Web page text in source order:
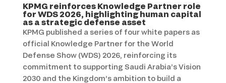
KPMG reinforces Knowledge Partner role
for WDS 2026, highlighting human capital
as a strategic defense asset
KPMG published a series of four white papers as
official Knowledge Partner for the World
Defense Show (WDS) 2026, reinforcing its
commitment to supporting Saudi Arabia’s Vision
2030 and the Kingdom’s ambition to build a